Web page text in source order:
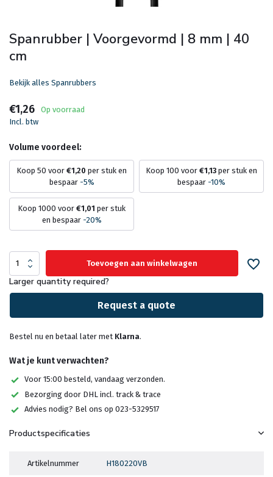
Spanrubber | Voorgevormd | 8 mm | 40
cm
Bekijk alles Spanrubbers
€1,26
Op voorraad
Incl. btw
Volume voordeel:
Koop 50 voor €1,20 per stuk en
bespaar -5%
Koop 100 voor €1,13 per stuk en
bespaar -10%
Koop 1000 voor €1,01 per stuk
en bespaar -20%
Toevoegen aan winkelwagen
Larger quantity required?
Request a quote
Bestel nu en betaal later met Klarna.
Wat je kunt verwachten?
Voor 15:00 besteld, vandaag verzonden.
Bezorging door DHL incl. track & trace
Advies nodig? Bel ons op 023-5329517
Productspecificaties
Artikelnummer H180220VB